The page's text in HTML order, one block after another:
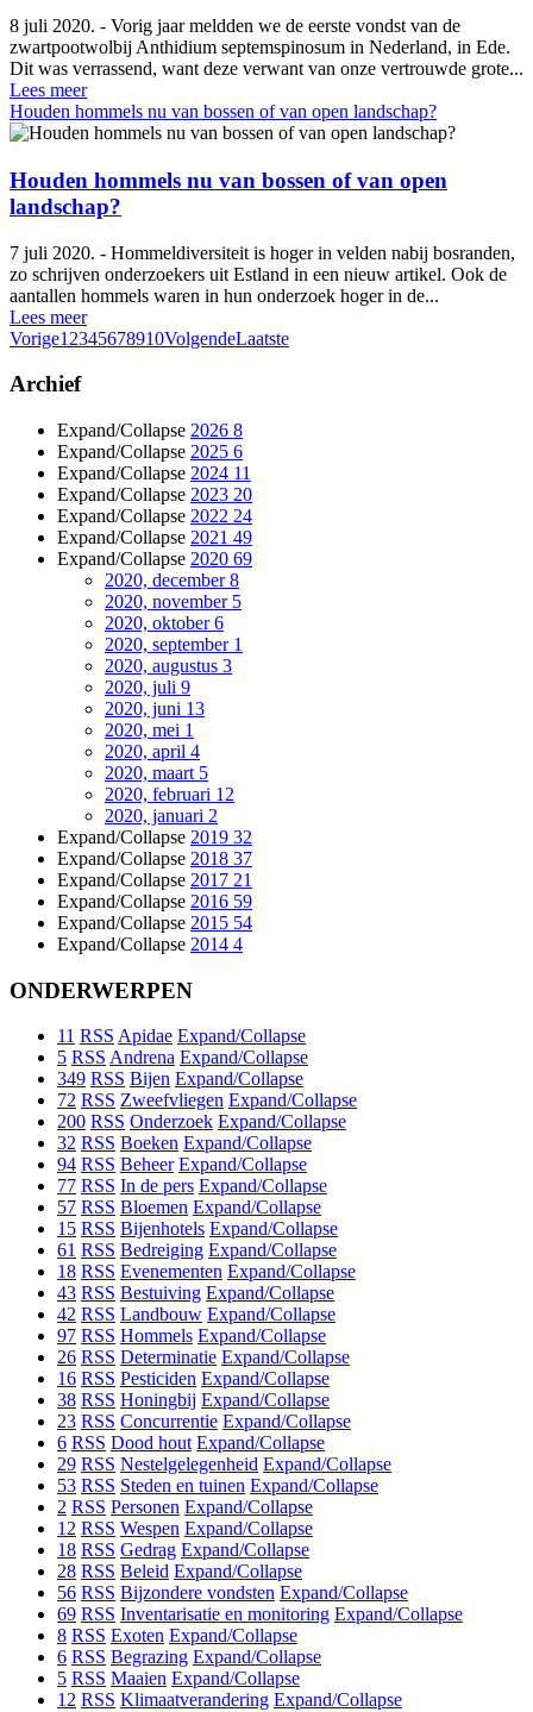
8 juli 2020. - Vorig jaar meldden we de eerste vondst van de
zwartpootwolbij Anthidium septemspinosum in Nederland, in Ede.
Dit was verrassend, want deze verwant van onze vertrouwde grote...
Lees meer
Houden hommels nu van bossen of van open landschap?
Houden hommels nu van bossen of van open
landschap?
7 juli 2020. - Hommeldiversiteit is hoger in velden nabij bosranden,
zo schrijven onderzoekers uit Estland in een nieuw artikel. Ook de
aantallen hommels waren in hun onderzoek hoger in de...
Lees meer
Vorige1 2345678910VolgendeLaatste
Archief
Expand/Collapse 2026 8
Expand/Collapse 2025 6
Expand/Collapse 2024 11
Expand/Collapse 2023 20
Expand/Collapse 2022 24
Expand/Collapse 2021 49
Expand/Collapse 2020 69
2020, december8
2020, november 5
2020, oktober6
2020, september 1
2020, augustus 3
2020, juli 9
2020, juni 13
2020, mei 1
2020, april 4
2020, maart 5
2020, februari 12
2020, januari 2
Expand/Collapse 2019 32
Expand/Collapse 2018 37
Expand/Collapse 2017 21
Expand/Collapse 2016 59
Expand/Collapse 2015 54
Expand/Collapse 2014 4
ONDERWERPEN
11 RSS Apidae Expand/Collapse
5 RSS Andrena Expand/Collapse
349 RSS Bijen Expand/Collapse
72 RSS Zweefvliegen Expand/Collapse
200 RSS Onderzoek Expand/Collapse
32 RSS Boeken Expand/Collapse
94 RSS Beheer Expand/Collapse
77 RSS In de pers Expand/Collapse
57 RSS Bloemen Expand/Collapse
15 RSS Bijenhotels Expand/Collapse
61 RSS Bedreiging Expand/Collapse
18 RSS Evenementen Expand/Collapse
43 RSS Bestuiving Expand/Collapse
42 RSS Landbouw Expand/Collapse
97 RSS Hommels Expand/Collapse
26 RSS Determinatie Expand/Collapse
16 RSS Pesticiden Expand/Collapse
38 RSS Honingbij Expand/Collapse
23 RSS Concurrentie Expand/Collapse
6 RSS Dood hout Expand/Collapse
29 RSS Nestelgelegenheid Expand/Collapse
53 RSS Steden en tuinen Expand/Collapse
2 RSS Personen Expand/Collapse
12 RSS Wespen Expand/Collapse
18 RSS Gedrag Expand/Collapse
28 RSS Beleid Expand/Collapse
56 RSS Bijzondere vondsten Expand/Collapse
69 RSS Inventarisatie en monitoring Expand/Collapse
8 RSS Exoten Expand/Collapse
6 RSS Begrazing Expand/Collapse
5 RSS Maaien Expand/Collapse
12 RSS Klimaatverandering Expand/Collapse